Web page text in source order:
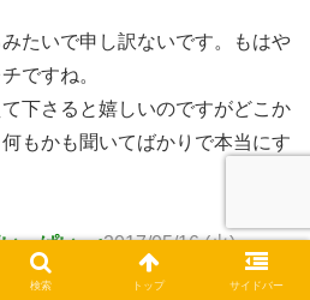
たいで申し訳ないです。もはや
ですね。
下さると嬉しいのですがどこか
もかも聞いてばかりで本当にす
っぱい。:2017/05/16 (火)
検索 トップ サイドバー